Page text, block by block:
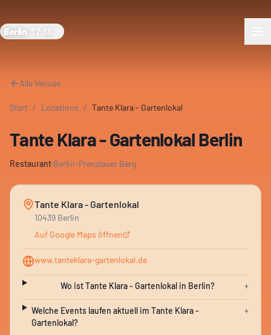
Berlin 17:36
Alle Venues
Start / Locations / Tante Klara - Gartenlokal
Tante Klara - Gartenlokal Berlin
Restaurant·Berlin-Prenzlauer Berg
Tante Klara - Gartenlokal
10439 Berlin
Auf Google Maps öffnen
www.tanteklara-gartenlokal.de
Wo ist Tante Klara - Gartenlokal in Berlin? +
Welche Events laufen aktuell im Tante Klara -
Gartenlokal?
+